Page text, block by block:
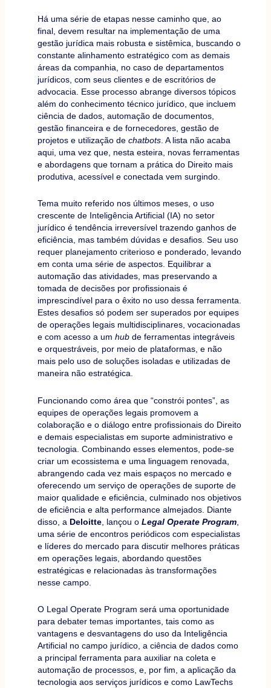
Há uma série de etapas nesse caminho que, ao
final, devem resultar na implementação de uma
gestão jurídica mais robusta e sistêmica, buscando o
constante alinhamento estratégico com as demais
áreas da companhia, no caso de departamentos
jurídicos, com seus clientes e de escritórios de
advocacia. Esse processo abrange diversos tópicos
além do conhecimento técnico jurídico, que incluem
ciência de dados, automação de documentos,
gestão financeira e de fornecedores, gestão de
projetos e utilização de chatbots. A lista não acaba
aqui, uma vez que, nesta esteira, novas ferramentas
e abordagens que tornam a prática do Direito mais
produtiva, acessível e conectada vem surgindo.
Tema muito referido nos últimos meses, o uso
crescente de Inteligência Artificial (IA) no setor
jurídico é tendência irreversível trazendo ganhos de
eficiência, mas também dúvidas e desafios. Seu uso
requer planejamento criterioso e ponderado, levando
em conta uma série de aspectos. Equilibrar a
automação das atividades, mas preservando a
tomada de decisões por profissionais é
imprescindível para o êxito no uso dessa ferramenta.
Estes desafios só podem ser superados por equipes
de operações legais multidisciplinares, vocacionadas
e com acesso a um hubde ferramentas integráveis
e orquestráveis, por meio de plataformas, e não
mais pelo uso de soluções isoladas e utilizadas de
maneira não estratégica.
Funcionando como área que “constrói pontes”, as
equipes de operações legais promovem a
colaboração e o diálogo entre profissionais do Direito
e demais especialistas em suporte administrativo e
tecnologia. Combinando esses elementos, pode-se
criar um ecossistema e uma linguagem renovada,
abrangendo cada vez mais espaços no mercado e
oferecendo um serviço de operações de suporte de
maior qualidade e eficiência, culminado nos objetivos
de eficiência e alta performance almejados. Diante
disso, a Deloitte, lançou o Legal Operate Program,
uma série de encontros periódicos com especialistas
e líderes do mercado para discutir melhores práticas
em operações legais, abordando questões
estratégicas e relacionadas às transformações
nesse campo.
O Legal Operate Program será uma oportunidade
para debater temas importantes, tais como as
vantagens e desvantagens do uso da Inteligência
Artificial no campo jurídico, a ciência de dados como
a principal ferramenta para auxiliar na coleta e
automação de processos, e, por fim, a aplicação da
tecnologia aos serviços jurídicos e como LawTechs